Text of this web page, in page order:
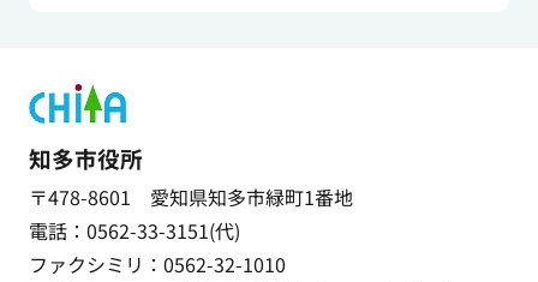
知多市役所
〒478-8601 愛知県知多市緑町1番地
電話：0562-33-3151(代)
ファクシミリ：0562-32-1010